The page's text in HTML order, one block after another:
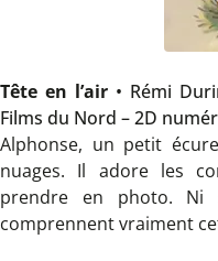
Tête en l’air • Rémi
Films du Nord – 2D
Alphonse, un petit
nuages. Il adore les
prendre en photo. Ni
comprennent vraiment